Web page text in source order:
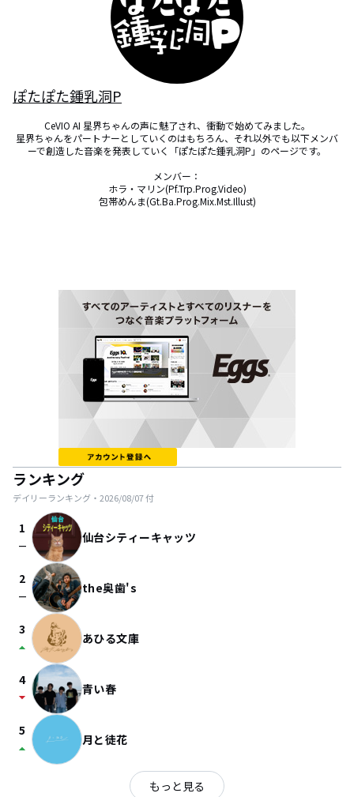
ぽたぽた鍾乳洞P
CeVIO AI 星界ちゃんの声に魅了され、衝動で始めてみました。
星界ちゃんをパートナーとしていくのはもちろん、それ以外でも以下メンバ
ーで創造した音楽を発表していく「ぽたぽた鍾乳洞P」のページです。
メンバー：
ホラ・マリン(Pf.Trp.Prog.Video)
包帯めんま(Gt.Ba.Prog.Mix.Mst.Illust)
ランキング
デイリーランキング・ 2026/08/07付
1
check_indeterminate_small 仙台シティーキャッツ
2
check_indeterminate_small the奥歯's
3
arrow_drop_up あひる文庫
4
arrow_drop_down 青い春
5
arrow_drop_up 月と徒花
もっと見る